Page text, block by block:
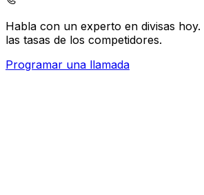
Habla con un experto en divisas hoy.
las tasas de los competidores.
Programar una llamada